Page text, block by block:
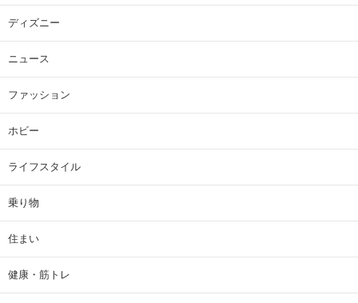
ディズニー
ニュース
ファッション
ホビー
ライフスタイル
乗り物
住まい
健康・筋トレ